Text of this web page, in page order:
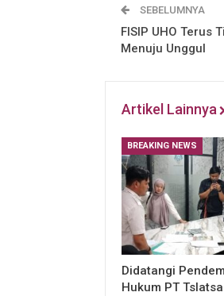
SEBELUMNYA
FISIP UHO Terus
Menuju Unggul
Artikel Lainnya
BREAKING NEWS
Didatangi
Hukum PT